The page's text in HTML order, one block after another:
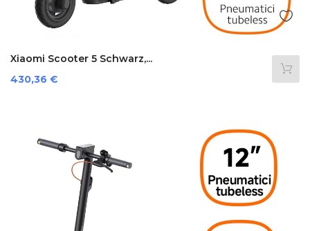
Xiaomi Scooter 5 Schwarz,...
Preis
430,36 €